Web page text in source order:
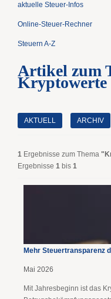
aktuelle Steuer-Infos
Online-Steuer-Rechner
Steuern A-Z
Artikel zum
Kryptowerte
AKTUELL ARCHIV
1 Ergebnisse zum Thema
Ergebnisse 1 bis 1
Mehr Steuertransparenz
Mai 2026
Mit Jahresbeginn ist das